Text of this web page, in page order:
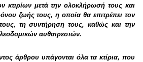
κτιρίων μετά την ολοκλήρωσή τους και
ζωής τους, η οποία θα επιτρέπει τον
τη συντήρηση τους, καθώς και την
αυθαιρεσιών.
άρθρου υπάγονται όλα τα κτίρια, που